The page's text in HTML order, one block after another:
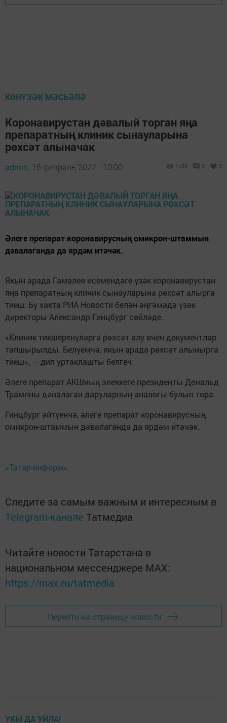
КӨНҮЗӘК МӘСЬӘЛӘ
Коронавирустан дәвалый торган яңа
препаратның клиник сынауларына
рөхсәт алыначак
admin, 16 февраль 2022 - 10:00 1430 0 0
Әлеге препарат коронавирусның омикрон-штаммын
дәвалаганда да ярдәм итәчәк.
Якын арада Гамалея исемендәге үзәк коронавирустан
яңа препаратның клиник сынауларына рөхсәт алырга
тиеш. Бу хакта РИА Новости белән әңгәмәдә үзәк
директоры Александр Гинцбург сөйләде.
«Клиник тикшеренүләргә рөхсәт алу өчен документлар
тапшырылды. Белүемчә, якын арада рөхсәт алынырга
тиеш», — дип уртаклашты белгеч.
Әлеге препарат АКШның элеккеге президенты Дональд
Трампны дәвалаган даруларның аналогы булып тора.
Гинцбург әйтүенчә, әлеге препарат коронавирусның
омикрон-штаммын дәвалаганда да ярдәм итәчәк.
«Татар-информ»
Следите за самым важным и интересным в
Telegram-канале Татмедиа
Читайте новости Татарстана в
национальном мессенджере MАХ:
https://max.ru/tatmedia
Перейти на страницу новости
УКЫ ДА УЙЛА!